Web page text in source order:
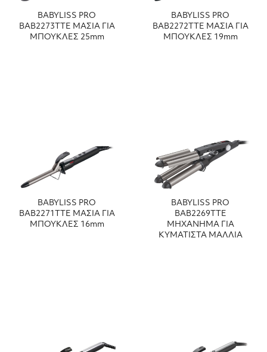
BABYLISS PRO
BAB2273TTE ΜΑΣΙΑ ΓΙΑ
ΜΠΟΥΚΛΕΣ 25mm
BABYLISS PRO
BAB2272TTE ΜΑΣΙΑ ΓΙΑ
ΜΠΟΥΚΛΕΣ 19mm
BABYLISS PRO
BAB2271TTE ΜΑΣΙΑ ΓΙΑ
ΜΠΟΥΚΛΕΣ 16mm
BABYLISS PRO
BAB2269TTE
ΜΗΧΑΝΗΜΑ ΓΙΑ
ΚΥΜΑΤΙΣΤΑ ΜΑΛΛΙΑ